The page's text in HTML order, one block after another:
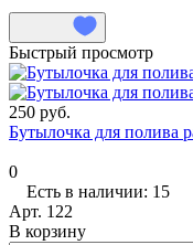
Быстрый просмотр
250 руб.
Бутылочка для полива
0
Есть в наличии: 15
Арт. 122
В корзину